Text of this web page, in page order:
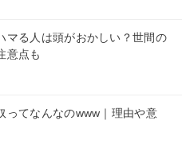
マる人は頭がおかしい？世間の
意点も
ってなんなのwww｜理由や意